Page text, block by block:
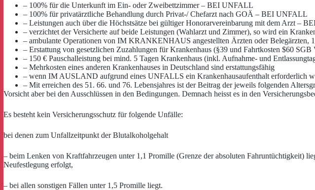
– 100% für die Unterkunft im Ein- oder Zweibettzimmer – BEI UNFALL
– 100% für privatärztliche Behandlung durch Privat-/ Chefarzt nach GOÄ – BEI UNFALL
– Leistungen auch über die Höchstsätze bei gültiger Honorarvereinbarung mit dem Arzt –
– verzichtet der Versicherte auf beide Leistungen (Wahlarzt und Zimmer), so wird ein
– ambulante Operationen von IM KRANKENHAUS angestellten Ärzten oder
– Erstattung von gesetzlichen Zuzahlungen für Krankenhaus (§39 und Fahrtkosten $60
– 150 € Pauschalleistung bei mind. 5 Tagen Krankenhaus (inkl. Aufnahme- und
– Mehrkosten eines anderen Krankenhauses in Deutschland sind erstattungsfähig
– wenn IM AUSLAND aufgrund eines UNFALLS ein Krankenhausaufenthalt erforderlich
– Mit erreichen des 51. 66. und 76. Lebensjahres ist der Beitrag der jeweils folgenden
Vorsicht aber bei den Ausschlüssen in den Bedingungen. Demnach heisst es in den
Es besteht kein Versicherungsschutz für folgende Unfälle:
bei denen zum Unfallzeitpunkt der Blutalkoholgehalt
– beim Lenken von Kraftfahrzeugen unter 1,1 Promille (Grenze der absoluten Fahruntüchtigkeit)
Neufestlegung erfolgt,
– bei allen sonstigen Fällen unter 1,5 Promille liegt.